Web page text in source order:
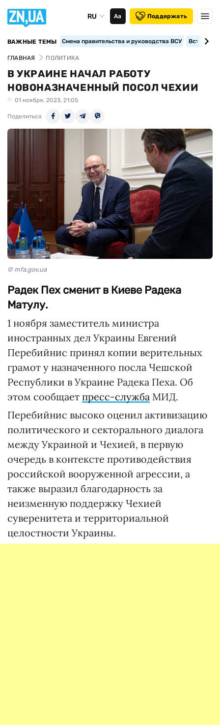
RU Аа Поддержать
ВАЖНЫЕ ТЕМЫ Смена правительства и руководства ВСУ
ГЛАВНАЯ ПОЛИТИКА
В УКРАИНЕ НАЧАЛ РАБОТУ
НОВОНАЗНАЧЕННЫЙ ПОСОЛ ЧЕХИИ
01 ноября, 2023, 21:05
Поделиться
© mfa.gov.ua
Радек Пех сменит в Киеве Радека
Матулу.
1 ноября заместитель министра
иностранных дел Украины Евгений
Перебийнис принял копии верительных
грамот у назначенного посла Чешской
Республики в Украине Радека Пеха. Об
этом сообщает пресс-служба МИД.
Перебийнис высоко оценил активизацию
политического и секторального диалога
между Украиной и Чехией, в первую
очередь в контексте противодействия
российской вооруженной агрессии, а
также выразил благодарность за
неизменную поддержку Чехией
суверенитета и территориальной
целостности Украины.